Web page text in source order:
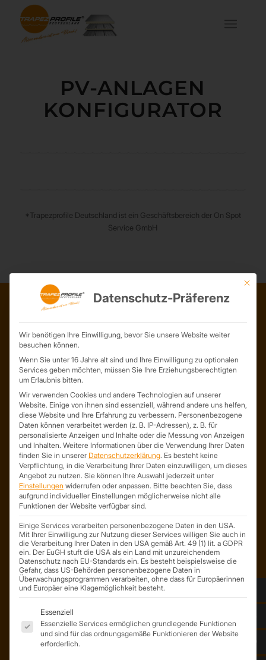
PV-ANLAGEN
KONFIGURATOR
*Trapezprofile Deutschland ist ein Geschäftsbereich der On Spot
Service GmbH
ADRESSE
Trapezprofile Deutschland
On Spot Service GmbH
Söllichauer Straße 7
04356 Leipzig
Deutschland
Mail: info@trapezprofile-deutschland.de
Tel.: +49 341 520 19 139
ÜBER UNS
Unser Team
Unser Unternehmen
Kunden – Referenzen
Mit
Datenschutz-Präferenz
Wir benötigen Ihre Einwilligung, bevor Sie unsere Website weiter
besuchen können.
Wenn Sie unter 16 Jahre alt sind und Ihre Einwilligung zu optionalen
Services geben möchten, müssen Sie Ihre Erziehungsberechtigten
um Erlaubnis bitten.
Wir verwenden Cookies und andere Technologien auf unserer
Website. Einige von ihnen sind essenziell, während andere uns helfen,
diese Website und Ihre Erfahrung zu verbessern. Personenbezogene
Daten können verarbeitet werden (z. B. IP-Adressen), z. B. für
personalisierte Anzeigen und Inhalte oder die Messung von Anzeigen
und Inhalten. Weitere Informationen über die Verwendung Ihrer Daten
finden Sie in unserer Datenschutzerklärung. Es besteht keine
Verpflichtung, in die Verarbeitung Ihrer Daten einzuwilligen, um dieses
Angebot zu nutzen. Sie können Ihre Auswahl jederzeit unter
Einstellungen widerrufen oder anpassen. Bitte beachten Sie, dass
aufgrund individueller Einstellungen möglicherweise nicht alle
Funktionen der Website verfügbar sind.
Einige Services verarbeiten personenbezogene Daten in den USA.
Mit Ihrer Einwilligung zur Nutzung dieser Services willigen Sie auch in
die Verarbeitung Ihrer Daten in den USA gemäß Art. 49 (1) lit. a GDPR
ein. Der EuGH stuft die USA als ein Land mit unzureichendem
Datenschutz nach EU-Standards ein. Es besteht beispielsweise die
Gefahr, dass US-Behörden personenbezogene Daten in
Überwachungsprogrammen verarbeiten, ohne dass für Europäerinnen
und Europäer eine Klagemöglichkeit besteht.
Es folgt eine Liste der Service-Gruppen, für die eine
Essenziell
Essenzielle Services ermöglichen grundlegende Funktionen
und sind für das ordnungsgemäße Funktionieren der Website
erforderlich.